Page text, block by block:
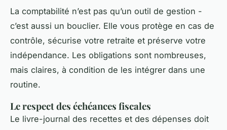
La comptabilité n’est pas qu’un outil de gestion -
c’est aussi un bouclier. Elle vous protège en cas de
contrôle, sécurise votre retraite et préserve votre
indépendance. Les obligations sont nombreuses,
mais claires, à condition de les intégrer dans une
routine.
Le respect des échéances fiscales
Le livre-journal des recettes et des dépenses doit